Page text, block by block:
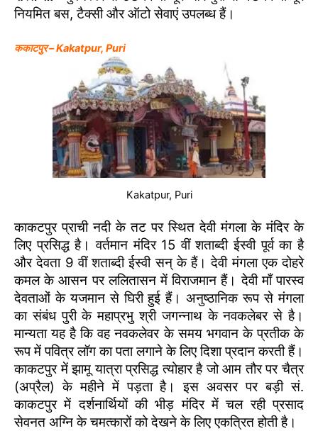
नियमित बस, टैक्सी और ऑटो सेवाएं उपलब्ध हैं।
ककाटपुर – Kakatpur, Puri
Kakatpur, Puri
काकटपुर प्राची नदी के तट पर स्थित देवी मंगला के मंदिर के
लिए प्रसिद्ध है। वर्तमान मंदिर 15 वीं शताब्दी ईस्वी पूर्व का है
और देवता 9 वीं शताब्दी ईस्वी सन् के हैं। देवी मंगला एक दोहरे
कमल के आसन पर ललितासन में विराजमान हैं। देवी माँ पारस्व
देवताओं के यजमान से घिरी हुई हैं। अनुष्ठानिक रूप से मंगला
का संबंध पुरी के महाप्रभु श्री जगन्नाथ के नवकलेबर से है।
मान्यता यह है कि वह नवकलेवर के समय भगवान के प्रतीक के
रूप में पवित्र लॉग का पता लगाने के लिए दिशा प्रदान करती हैं।
काकटपुर में झामू यात्रा प्रसिद्ध त्योहार है जो आम तौर पर चैत्र
(अप्रैल) के महीने में पड़ता है। इस अवसर पर बड़ी सं.
काकटपुर में दर्शनार्थियों की भीड़ मंदिर में चल रही प्रसाद
सेवनत अग्नि के चमत्कारों को देखने के लिए एकत्रित होती है।